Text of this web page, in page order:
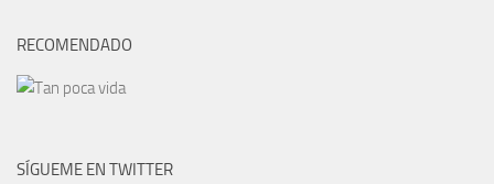
RECOMENDADO
SÍGUEME EN TWITTER